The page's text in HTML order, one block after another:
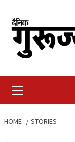
content
Menu
HOME STORIES